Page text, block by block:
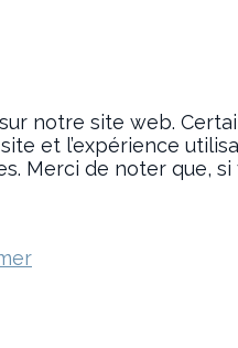
notre site web.
et l’expérience
Merci de noter que,